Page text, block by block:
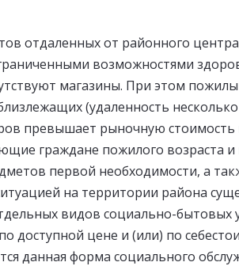
отдаленных от районного
возможностями
магазины. При этом
(удаленность несколько
превышает рыночную стоимость
граждане пожилого возраста
первой необходимости, а
на территории района
видов социально-бытовых
доступной цене и (или) по
данная форма социального